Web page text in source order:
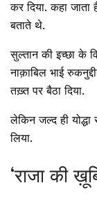
कर दिया. कहा जाता
बताते थे.
सुल्तान की इच्छा के
नाक़ाबिल भाई
तख़्त पर बैठा दिया.
लेकिन जल्द ही योद्धा
लिया.
‘राजा की